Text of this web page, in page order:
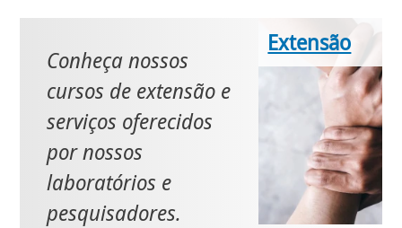
Extensão
Conheça nossos
cursos de extensão e
serviços oferecidos
por nossos
laboratórios e
pesquisadores.